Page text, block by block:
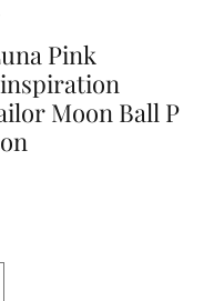
Pink
Moon Ball P